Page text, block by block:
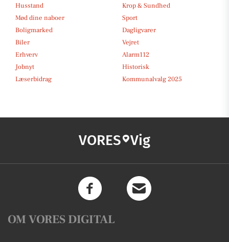
Husstand
Krop & Sundhed
Mød dine naboer
Sport
Boligmarked
Dagligvarer
Biler
Vejret
Erhverv
Alarm112
Jobnyt
Historisk
Læserbidrag
Kommunalvalg 2025
VORES Vig
OM VORES DIGITAL